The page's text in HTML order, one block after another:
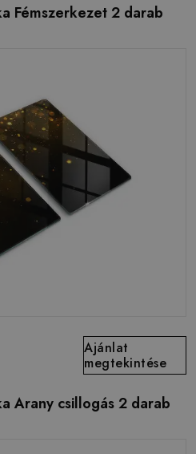
Fémszerkezet 2 darab
Ajánlat
megtekintése
Arany csillogás 2 darab